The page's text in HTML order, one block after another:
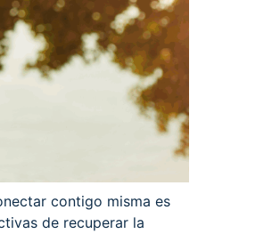
contigo misma es
de recuperar la